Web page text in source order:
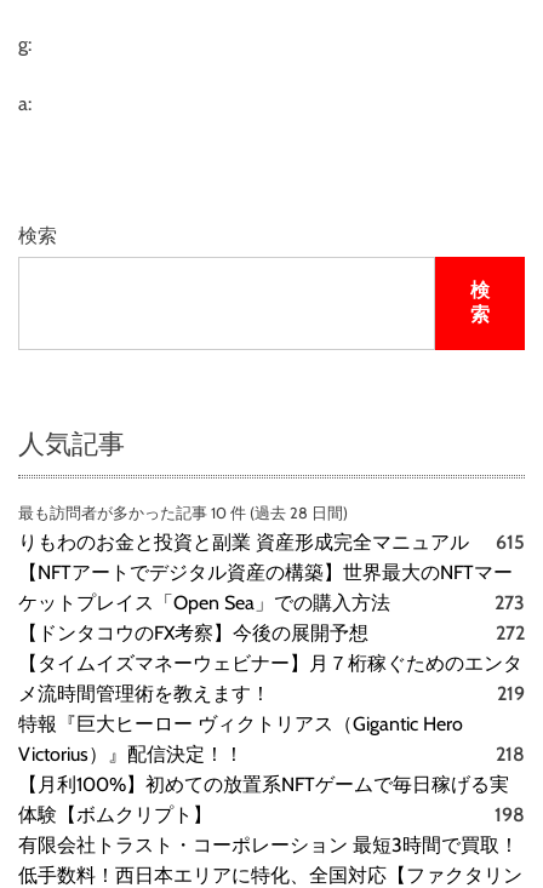
ッ
ッ
ト
は
ど
う
な
の
【
底
】
g:
a:
検索
検
索
人気記事
最も訪問者が多かった記事 10 件 (過去 28 日間)
りもわのお金と投資と副業 資産形成完全マニュアル
615
【NFTアートでデジタル資産の構築】世界最大のNFTマー
ケットプレイス「Open Sea」での購入方法
273
【ドンタコウのFX考察】今後の展開予想
272
【タイムイズマネーウェビナー】月７桁稼ぐためのエンタ
メ流時間管理術を教えます！
219
特報『巨大ヒーロー ヴィクトリアス（Gigantic Hero
Victorius）』配信決定！！
218
【月利100%】初めての放置系NFTゲームで毎日稼げる実
体験【ボムクリプト】
198
有限会社トラスト・コーポレーション 最短3時間で買取！
低手数料！西日本エリアに特化、全国対応【ファクタリン